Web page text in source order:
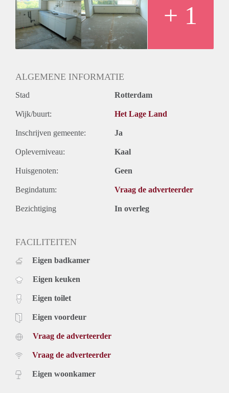
+ 1
ALGEMENE INFORMATIE
Stad Rotterdam
Wijk/buurt: Het Lage Land
Inschrijven gemeente: Ja
Opleverniveau: Kaal
Huisgenoten: Geen
Begindatum: Vraag de adverteerder
Bezichtiging In overleg
FACILITEITEN
Eigen badkamer
Eigen keuken
Eigen toilet
Eigen voordeur
Vraag de adverteerder
Vraag de adverteerder
Eigen woonkamer